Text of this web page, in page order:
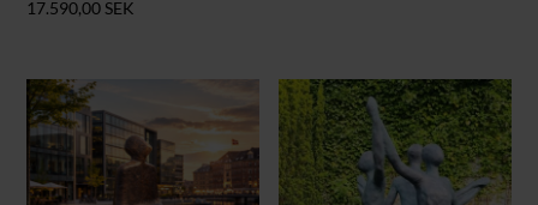
17.590,00 SEK